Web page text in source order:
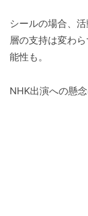
シールの場合、
層の支持は変わ
能性も。
NHK出演への懸